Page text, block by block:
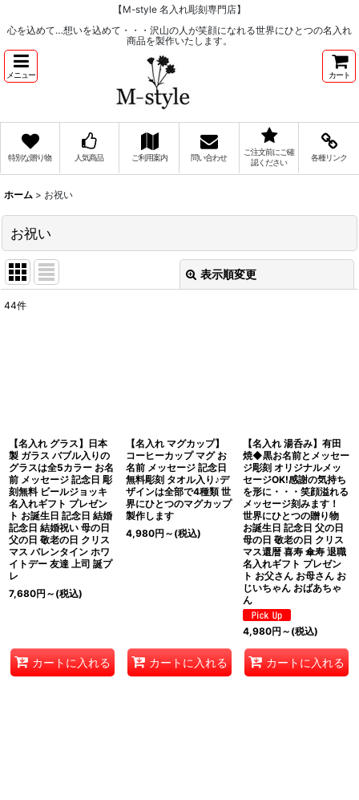
【M-style 名入れ彫刻専門店】
心を込めて…想いを込めて・・・沢山の人が笑顔になれる世界にひとつの名入れ
商品を製作いたします。
メニュー カート
特別な贈り物 人気商品 ご利用案内 問い合わせ
ご注文前にご確
認ください
各種リンク
ホーム > お祝い
お祝い
表示順変更
絞り込む
44件
【名入れ グラス】日本
製 ガラス バブル入りの
グラスは全5カラー お名
前 メッセージ 記念日 彫
刻無料 ビールジョッキ
名入れギフト プレゼン
ト お誕生日 記念日 結婚
記念日 結婚祝い 母の日
父の日 敬老の日 クリス
マス バレンタイン ホワ
イトデー 友達 上司 誕プ
レ
7,680円 ～ (税込)
カートに入れる
【名入れ マグカップ】
コーヒーカップ マグ お
名前 メッセージ 記念日
無料彫刻 タオル入り♪デ
ザインは全部で4種類 世
界にひとつのマグカップ
製作します
4,980円 ～ (税込)
カートに入れる
【名入れ 湯呑み】有田
焼◆黒お名前とメッセー
ジ彫刻 オリジナルメッ
セージOK!感謝の気持ち
を形に・・・笑顔溢れる
メッセージ刻みます！
世界にひとつの贈り物
お誕生日 記念日 父の日
母の日 敬老の日 クリス
マス還暦 喜寿 傘寿 退職
名入れギフト プレゼン
ト お父さん お母さん お
じいちゃん おばあちゃ
ん
4,980円 ～ (税込)
カートに入れる